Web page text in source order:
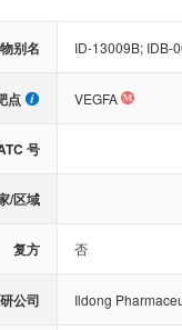
别名 ID-13009B; IDB-
点 VEGFA
号
/区域
复方 否
公司 Ildong